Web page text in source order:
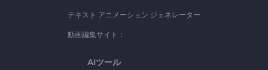
テキスト アニメーション ジェネレーター
動画編集サイト：
AIツール